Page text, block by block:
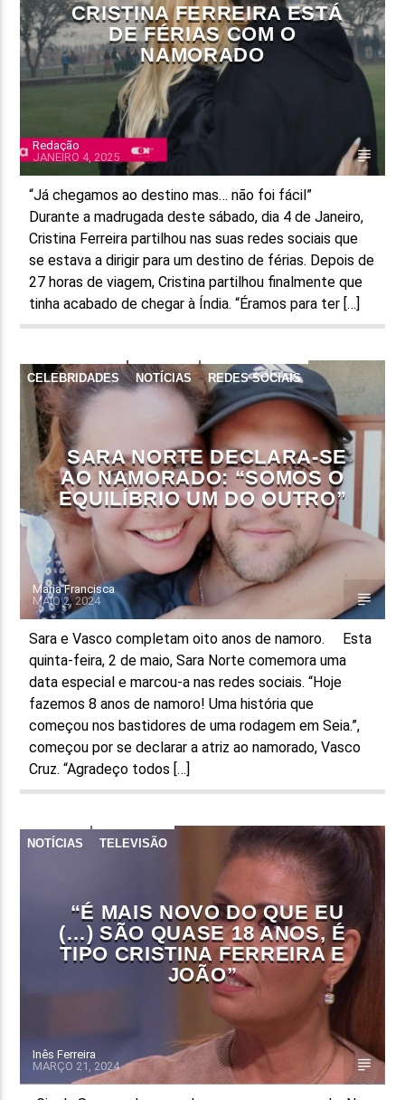
CRISTINA FERREIRA ESTÁ
DE FÉRIAS COM O
NAMORADO
Redação
JANEIRO 4, 2025
“Já chegamos ao destino mas… não foi fácil”
Durante a madrugada deste sábado, dia 4 de Janeiro,
Cristina Ferreira partilhou nas suas redes sociais que
se estava a dirigir para um destino de férias. Depois de
27 horas de viagem, Cristina partilhou finalmente que
tinha acabado de chegar à Índia. “Éramos para ter […]
CELEBRIDADES NOTÍCIAS REDES SOCIAIS
UNCATEGORIZED
SARA NORTE DECLARA-SE
AO NAMORADO: “SOMOS O
EQUILÍBRIO UM DO OUTRO”
Maria Francisca
MAIO 2, 2024
Sara e Vasco completam oito anos de namoro. Esta
quinta-feira, 2 de maio, Sara Norte comemora uma
data especial e marcou-a nas redes sociais. “Hoje
fazemos 8 anos de namoro! Uma história que
começou nos bastidores de uma rodagem em Seia.”,
começou por se declarar a atriz ao namorado, Vasco
Cruz. “Agradeço todos […]
NOTÍCIAS TELEVISÃO
“É MAIS NOVO DO QUE EU
(…) SÃO QUASE 18 ANOS, É
TIPO CRISTINA FERREIRA E
JOÃO”
Inês Ferreira
MARÇO 21, 2024